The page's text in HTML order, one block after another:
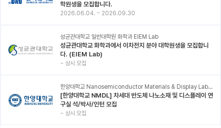
학원생을 모집합니다.
2026.06.04. ~ 2026.09.30
성균관대학교 일반대학원 화학과 EIEM Lab
성균관대학교 화학과에서 이차전지 분야 대학원생을 모집합니
다. (EIEM Lab)
~ 상시 모집
한양대학교 Nanosemiconductor Materials & Display Laboratory
[한양대학교 NMDL] 차세대 반도체 나노소재 및 디스플레이 연
구실 석/박사/인턴 모집
~ 상시 모집